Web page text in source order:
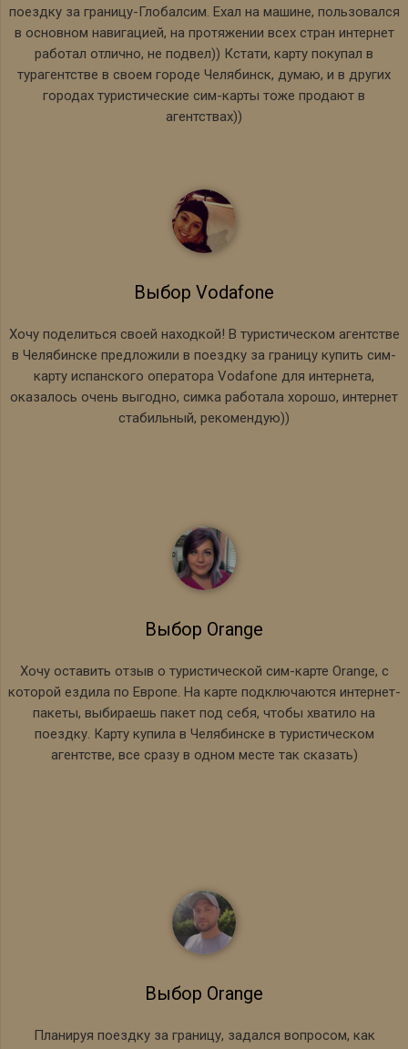
поездку за границу-Глобалсим. Ехал на машине, пользовался
в основном навигацией, на протяжении всех стран интернет
работал отлично, не подвел)) Кстати, карту покупал в
турагентстве в своем городе Челябинск, думаю, и в других
городах туристические сим-карты тоже продают в
агентствах))
Выбор Vodafone
Хочу поделиться своей находкой! В туристическом агентстве
в Челябинске предложили в поездку за границу купить сим-
карту испанского оператора Vodafone для интернета,
оказалось очень выгодно, симка работала хорошо, интернет
стабильный, рекомендую))
Выбор Orange
Хочу оставить отзыв о туристической сим-карте Orange, с
которой ездила по Европе. На карте подключаются интернет-
пакеты, выбираешь пакет под себя, чтобы хватило на
поездку. Карту купила в Челябинске в туристическом
агентстве, все сразу в одном месте так сказать)
Выбор Orange
Планируя поездку за границу, задался вопросом, как